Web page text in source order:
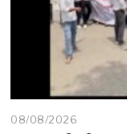
08/08/2026